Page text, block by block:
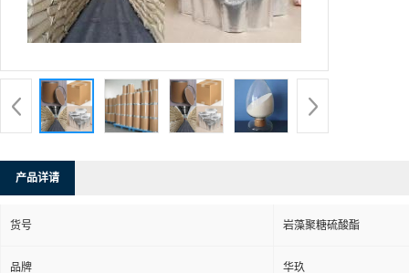
产品详请
货号 岩藻聚糖硫酸酯
品牌 华玖